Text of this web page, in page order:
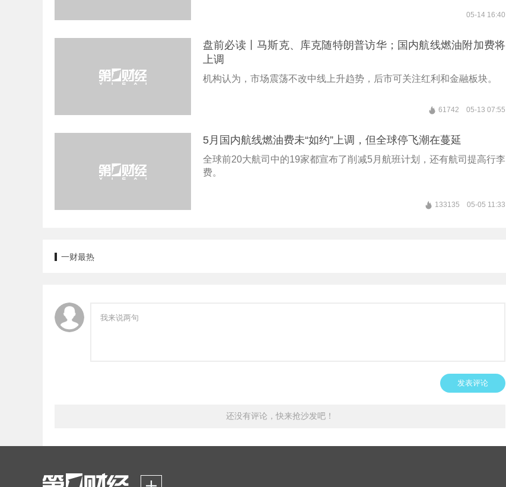
05-14 16:40
盘前必读丨马斯克、库克随特朗普访华；国内航线燃油附加费将
上调
机构认为，市场震荡不改中线上升趋势，后市可关注红利和金融板块。
61742 05-13 07:55
5月国内航线燃油费未“如约”上调，但全球停飞潮在蔓延
全球前20大航司中的19家都宣布了削减5月航班计划，还有航司提高行李
费。
133135 05-05 11:33
一财最热
发表评论
还没有评论，快来抢沙发吧！